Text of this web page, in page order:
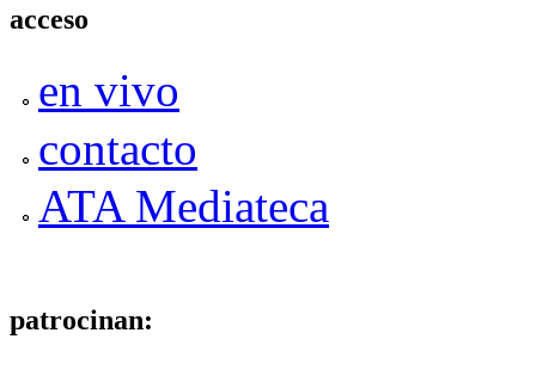
acceso
en vivo
contacto
ATA Mediateca
patrocinan: